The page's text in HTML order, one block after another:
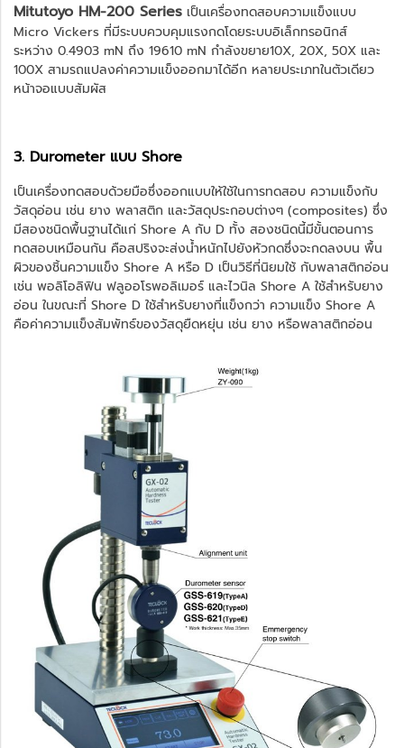
Mitutoyo HM-200 Series เป็นเครื่องทดสอบความแข็งแบบ
Micro Vickers ที่มีระบบควบคุมแรงกดโดยระบบอิเล็กทรอนิกส์
ระหว่าง 0.4903 mN ถึง 19610 mN กำลังขยาย10X, 20X, 50X และ
100X สามรถแปลงค่าความแข็งออกมาได้อีก หลายประเภทในตัวเดียว
หน้าจอแบบสัมผัส
3. Durometer แบบ Shore
เป็นเครื่องทดสอบด้วยมือซึ่งออกแบบให้ใช้ในการทดสอบ ความแข็งกับ
วัสดุอ่อน เช่น ยาง พลาสติก และวัสดุประกอบต่างๆ (composites) ซึ่ง
มีสองชนิดพื้นฐานได้แก่ Shore A กับ D ทั้ง สองชนิดนี้มีขั้นตอนการ
ทดสอบเหมือนกัน คือสปริงจะส่งน้ำหนักไปยังหัวกดซึ่งจะกดลงบน พื้น
ผิวของชิ้นความแข็ง Shore A หรือ D เป็นวิธีที่นิยมใช้ กับพลาสติกอ่อน
เช่น พอลิโอลิฟิน ฟลูออโรพอลิเมอร์ และไวนิล Shore A ใช้สำหรับยาง
อ่อน ในขณะที่ Shore D ใช้สำหรับยางที่แข็งกว่า ความแข็ง Shore A
คือค่าความแข็งสัมพัทธ์ของวัสดุยืดหยุ่น เช่น ยาง หรือพลาสติกอ่อน